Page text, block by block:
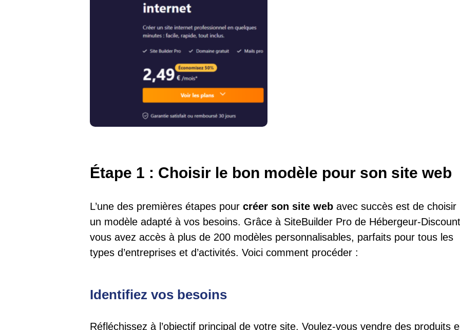
Étape 1 : Choisir le bon modèle pour son site web
L’une des premières étapes pour créer son site webavec succès est de choisir
un modèle adapté à vos besoins. Grâce à SiteBuilder Pro de Hébergeur-
vous avez accès à plus de 200 modèles personnalisables, parfaits pour tous les
types d’entreprises et d’activités. Voici comment procéder :
Identifiez vos besoins
Réfléchissez à l’objectif principal de votre site. Voulez-vous vendre des produits